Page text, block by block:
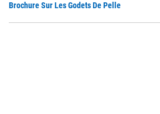
Brochure Sur Les Godets De Pelle